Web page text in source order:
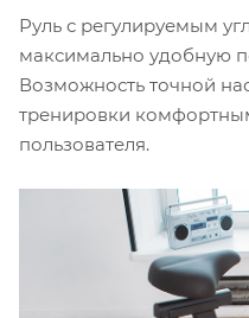
Руль с регулируемым
максимально удобную
Возможность точной
тренировки
пользователя.